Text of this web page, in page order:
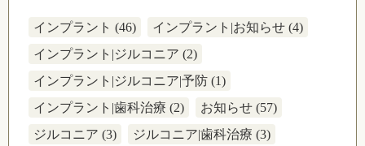
インプラント (46)
インプラント|お知らせ (4)
インプラント|ジルコニア (2)
インプラント|ジルコニア|予防 (1)
インプラント|歯科治療 (2)
お知らせ (57)
ジルコニア (3)
ジルコニア|歯科治療 (3)